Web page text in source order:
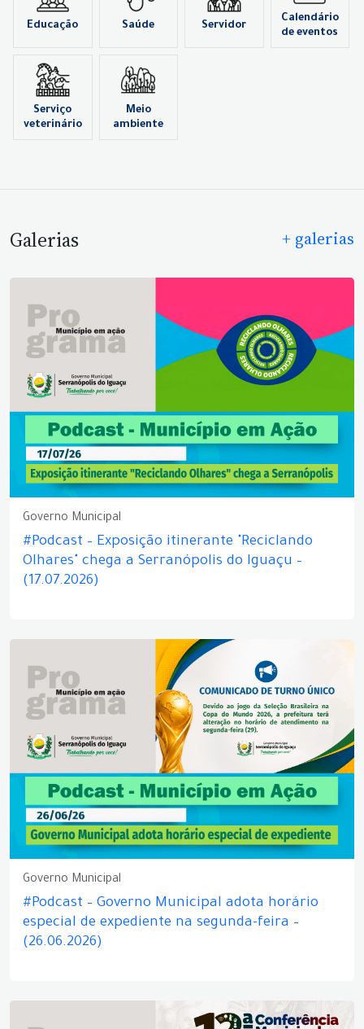
Educação Saúde Servidor
Calendário
de eventos
Serviço
veterinário
Meio
ambiente
Galerias + galerias
Governo Municipal
#Podcast – Exposição itinerante "Reciclando
Olhares" chega a Serranópolis do Iguaçu –
(17.07.2026)
Governo Municipal
#Podcast – Governo Municipal adota horário
especial de expediente na segunda-feira –
(26.06.2026)